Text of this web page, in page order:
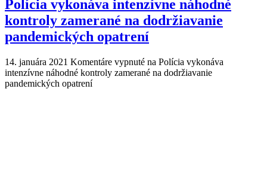
Polícia vykonáva intenzívne náhodné
kontroly zamerané na dodržiavanie
pandemických opatrení
14. januára 2021 Komentáre vypnuté na Polícia vykonáva
intenzívne náhodné kontroly zamerané na dodržiavanie
pandemických opatrení